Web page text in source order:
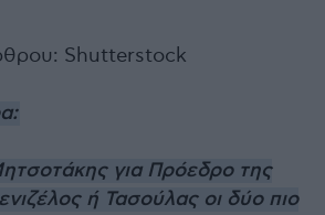
Shutterstock
για Πρόεδρο της
ή Τασούλας οι δύο πιο